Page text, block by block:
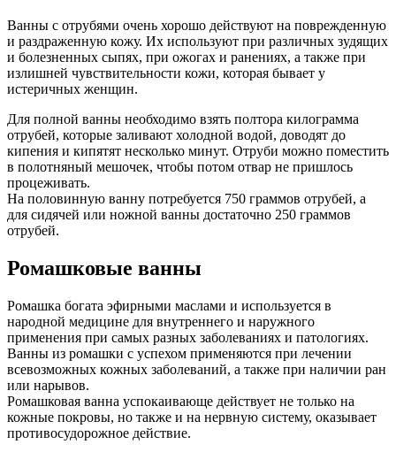
Ванны с отрубями очень хорошо действуют на поврежденную
и раздраженную кожу. Их используют при различных зудящих
и болезненных сыпях, при ожогах и ранениях, а также при
излишней чувствительности кожи, которая бывает у
истеричных женщин.
Для полной ванны необходимо взять полтора килограмма
отрубей, которые заливают холодной водой, доводят до
кипения и кипятят несколько минут. Отруби можно поместить
в полотняный мешочек, чтобы потом отвар не пришлось
процеживать.
На половинную ванну потребуется 750 граммов отрубей, а
для сидячей или ножной ванны достаточно 250 граммов
отрубей.
Ромашковые ванны
Ромашка богата эфирными маслами и используется в
народной медицине для внутреннего и наружного
применения при самых разных заболеваниях и патологиях.
Ванны из ромашки с успехом применяются при лечении
всевозможных кожных заболеваний, а также при наличии ран
или нарывов.
Ромашковая ванна успокаивающе действует не только на
кожные покровы, но также и на нервную систему, оказывает
противосудорожное действие.